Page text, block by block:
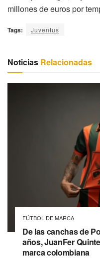
millones de euros por
Tags: Juventus
Noticias Relacionadas
FÚTBOL DE MARCA
De las canchas de
años, JuanFer
marca colombiana